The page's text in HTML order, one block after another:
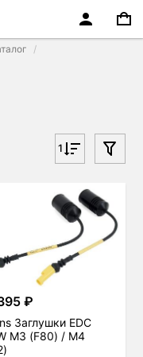
1
₽
Заглушки EDC
M3 (F80) / M4